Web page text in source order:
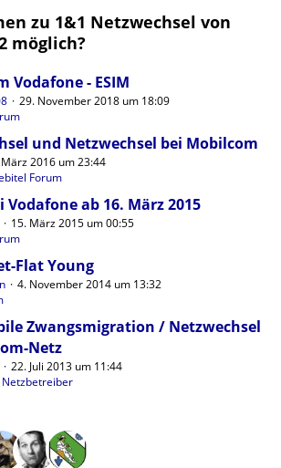
zu 1&1 Netzwechsel von
möglich?
Vodafone - ESIM
29. November 2018 um 18:09
und Netzwechsel bei Mobilcom
2016 um 23:44
Forum
Vodafone ab 16. März 2015
15. März 2015 um 00:55
Flat Young
4. November 2014 um 13:32
Zwangsmigration / Netzwechsel
Netz
22. Juli 2013 um 11:44